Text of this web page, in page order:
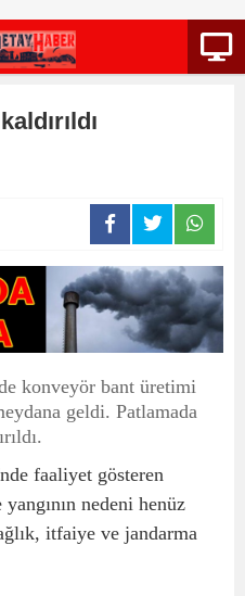
konveyör bant üretimi
geldi. Patlamada
faaliyet gösteren
nedeni henüz
itfaiye ve jandarma